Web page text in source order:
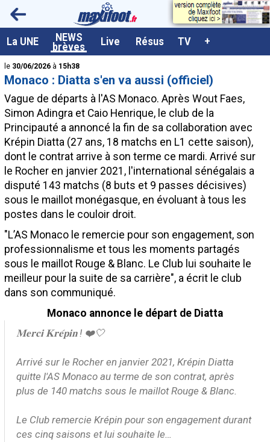
La UNE NEWS
brèves Live Résus TV +
<
le 30/06/2026 à 15h38
Monaco : Diatta s'en va aussi (officiel)
Vague de départs à l'AS Monaco. Après Wout Faes,
Simon Adingra et Caio Henrique, le club de la
Principauté a annoncé la fin de sa collaboration avec
Krépin Diatta (27 ans, 18 matchs en L1 cette saison),
dont le contrat arrive à son terme ce mardi. Arrivé sur
le Rocher en janvier 2021, l'international sénégalais a
disputé 143 matchs (8 buts et 9 passes décisives)
sous le maillot monégasque, en évoluant à tous les
postes dans le couloir droit.
"L’AS Monaco le remercie pour son engagement, son
professionnalisme et tous les moments partagés
sous le maillot Rouge & Blanc. Le Club lui souhaite le
meilleur pour la suite de sa carrière", a écrit le club
dans son communiqué.
Monaco annonce le départ de Diatta
𝐌𝐞𝐫𝐜𝐢 𝐊𝐫𝐞́𝐩𝐢𝐧 ! ❤️🤍
Arrivé sur le Rocher en janvier 2021, Krépin Diatta
quitte l'AS Monaco au terme de son contrat, après
plus de 140 matchs sous le maillot Rouge & Blanc.
Le Club remercie Krépin pour son engagement durant
ces cinq saisons et lui souhaite le…
A la UNE
Dernières brèves
Live / Matchs en direct
Résultats et Classements
Class. buteurs européens
Programme TV foot
Vidéos
Sondages
Tableau transferts L1
Taille de la police
Paramètrages / Options
Contact / Signaler un bug
Mentions légales